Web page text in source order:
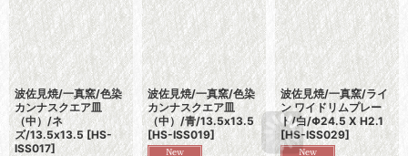
波佐見焼/一真窯/色染
カンナスクエア皿
（中）/ネ
ズ/13.5x13.5 [HS-
ISS017]
波佐見焼/一真窯/色染
カンナスクエア皿
（中）/青/13.5x13.5
[HS-ISS019]
波佐見焼/一真窯/ライ
ン ワイドリムプレー
ト/白/Φ24.5 X H2.1
[HS-ISS029]